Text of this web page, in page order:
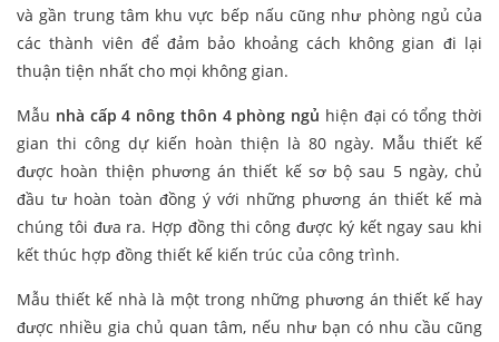
và gần trung tâm khu vực bếp nấu cũng như phòng ngủ của
các thành viên để đảm bảo khoảng cách không gian đi lại
thuận tiện nhất cho mọi không gian.
Mẫu nhà cấp 4 nông thôn 4 phòng ngủ hiện đại có tổng thời
gian thi công dự kiến hoàn thiện là 80 ngày. Mẫu thiết kế
được hoàn thiện phương án thiết kế sơ bộ sau 5 ngày, chủ
đầu tư hoàn toàn đồng ý với những phương án thiết kế mà
chúng tôi đưa ra. Hợp đồng thi công được ký kết ngay sau khi
kết thúc hợp đồng thiết kế kiến trúc của công trình.
Mẫu thiết kế nhà là một trong những phương án thiết kế hay
được nhiều gia chủ quan tâm, nếu như bạn có nhu cầu cũng